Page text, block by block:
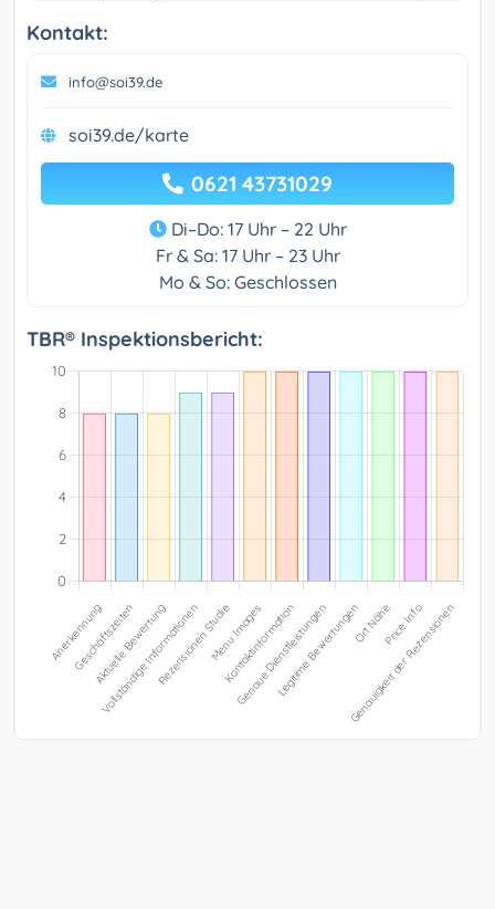
Kontakt:
info@soi39.de
soi39.de/karte
0621 43731029
Di–Do: 17 Uhr – 22 Uhr
Fr & Sa: 17 Uhr – 23 Uhr
Mo & So: Geschlossen
TBR® Inspektionsbericht: